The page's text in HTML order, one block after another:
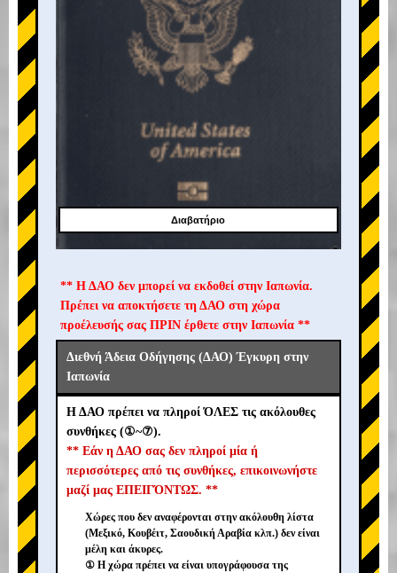
Διαβατήριο
** Η ΔΑΟ δεν μπορεί να εκδοθεί στην Ιαπωνία.
Πρέπει να αποκτήσετε τη ΔΑΟ στη χώρα
προέλευσής σας ΠΡΙΝ έρθετε στην Ιαπωνία **
Διεθνή Άδεια Οδήγησης (ΔΑΟ) Έγκυρη στην
Ιαπωνία
Η ΔΑΟ πρέπει να πληροί ΌΛΕΣ τις ακόλουθες
συνθήκες (①~⑦).
** Εάν η ΔΑΟ σας δεν πληροί μία ή
περισσότερες από τις συνθήκες, επικοινωνήστε
μαζί μας ΕΠΕΙΓΌΝΤΩΣ. **
Χώρες που δεν αναφέρονται στην ακόλουθη λίστα
(Μεξικό, Κουβέιτ, Σαουδική Αραβία κλπ.) δεν είναι
μέλη και άκυρες.
① Η χώρα πρέπει να είναι υπογράφουσα της